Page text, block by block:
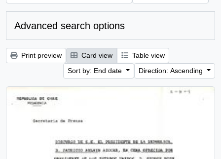
Advanced search options
Print preview Card view
Table view
Sort by: End date
Direction: Ascending